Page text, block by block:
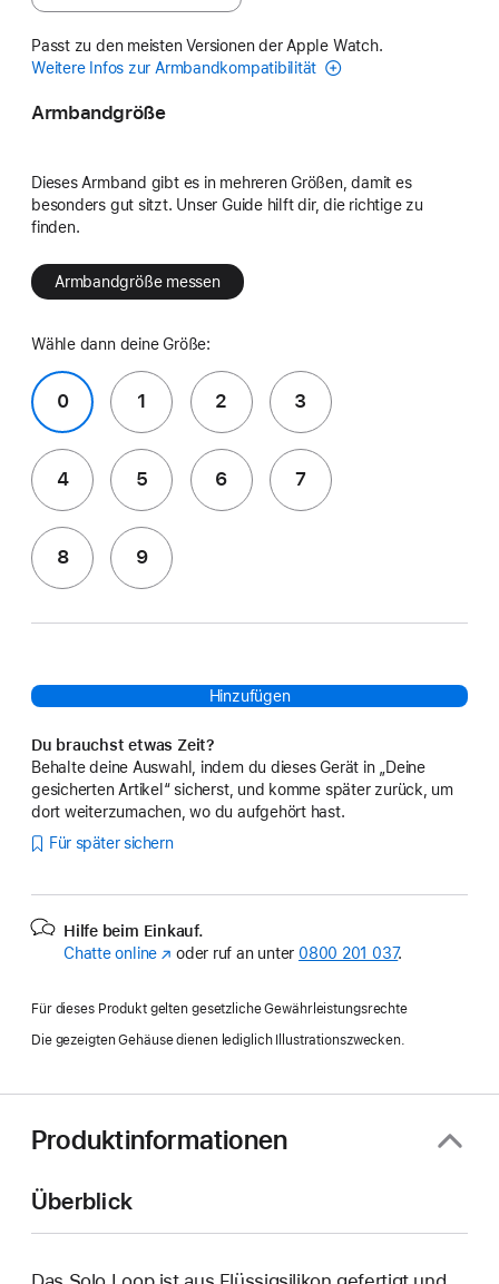
Passt zu den meisten Versionen der Apple Watch.
Weitere Infos zur Armbandkompatibilität
Armbandgröße
Dieses Armband gibt es in mehreren Größen, damit es
besonders gut sitzt. Unser Guide hilft dir, die richtige zu
finden.
Armbandgröße messen
Wähle dann deine Größe:
0 1 2 3
4 5 6 7
8 9
Hinzufügen
Du brauchst etwas Zeit?
Behalte deine Auswahl, indem du dieses Gerät in „Deine
gesicherten Artikel“ sicherst, und komme später zurück, um
dort weiterzumachen, wo du aufgehört hast.
Für später sichern
Hilfe beim Einkauf.
Chatte online (Öffnet
Fenster)
oder ruf an unter 0800 201 037.
Für dieses Produkt gelten gesetzliche Gewährleistungsrechte
Die gezeigten Gehäuse dienen lediglich Illustrationszwecken.
Produktinformationen
Überblick